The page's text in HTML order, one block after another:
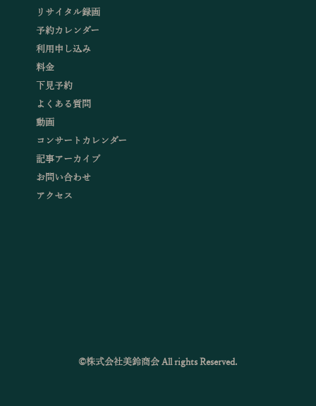
リサイタル録画
予約カレンダー
利用申し込み
料金
下見予約
よくある質問
動画
コンサートカレンダー
記事アーカイブ
お問い合わせ
アクセス
©株式会社美鈴商会 All rights Reserved.